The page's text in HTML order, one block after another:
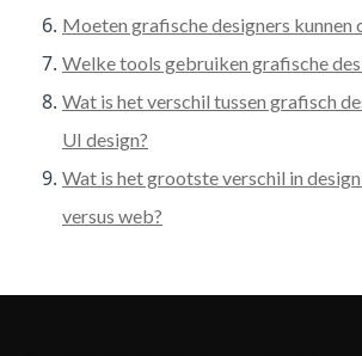
Moeten grafische designers kunnen
Welke tools gebruiken grafische
Wat is het verschil tussen grafisch
UI design?
Wat is het grootste verschil in
versus web?